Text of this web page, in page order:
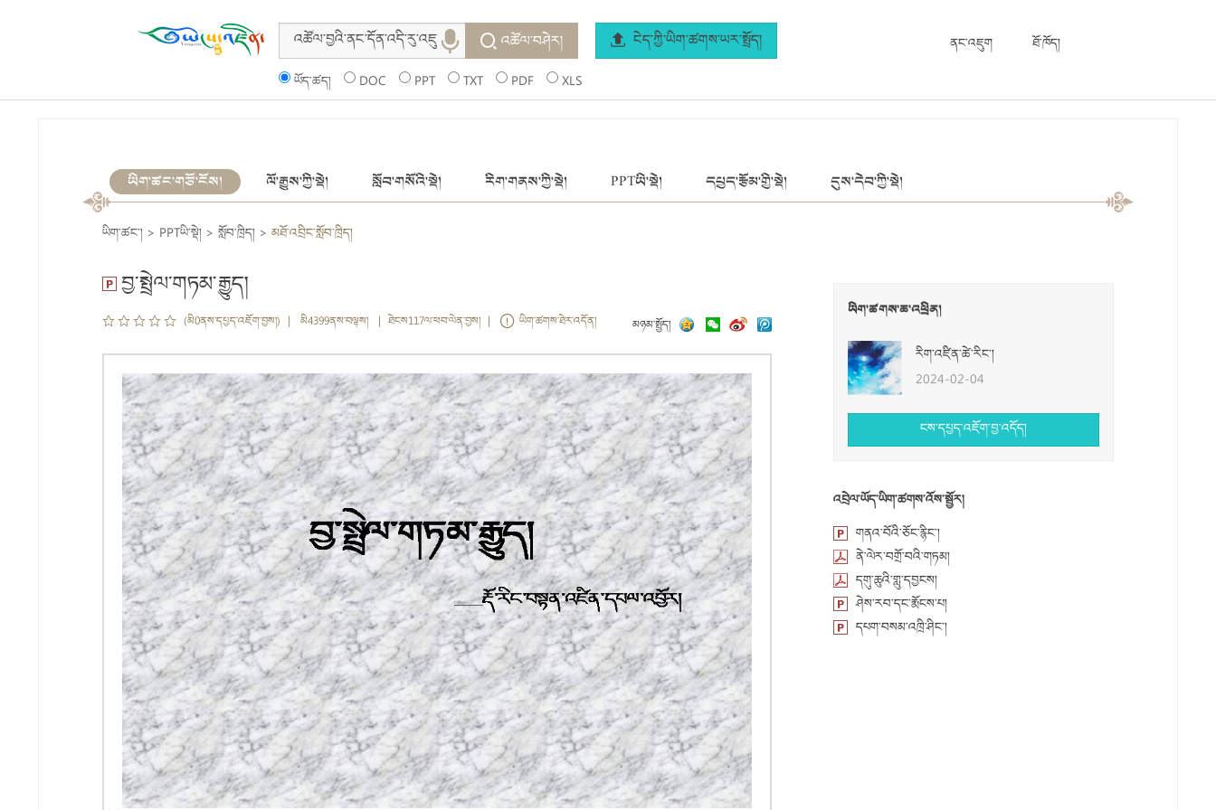
ནང་འཇུག ཐོ་ཁོད།
འཚོལ་བཤེར། ངེད་ཀྱི་ཡིག་ཚགས་ཡར་སྤྲོད།
ཡོད་ཚད། DOC PPT TXT PDF XLS
ཡིག་ཚང་གཙོ་ངོས། ལོ་རྒྱུས་ཀྱི་སྡེ། སློབ་གསོའི་སྡེ། རིག་གནས་ཀྱི་སྡེ། PPTཡི་སྡེ། དཔྱད་རྩོམ་གྱི་སྡེ། དུས་དེབ་ཀྱི་སྡེ།
ཡིག་ཚང་། > PPTཡི་སྡེ། > སློབ་ཁྲིད། > མཐོ་འབྲིང་སློབ་ཁྲིད།
བྱ་སྤྲེལ་གཏམ་རྒྱུད།
མཉམ་སྤྱོད།
(མི0ནས་དཔྱད་འཇོག་བྱས།) | མི4399ནས་བལྟས། | ཐེངས117ལ་ཕབ་ལེན་བྱས། | ཡིག་ཚགས་ཐེར་འདོན།
ཡིག་ཚགས་ཆ་འཕྲིན།
རིག་འཛིན་ཚེ་རིང་།
2024-02-04
ངས་དཔྱད་འཇོག་བྱ་འདོད།
འབྲེལ་ཡོད་ཡིག་ཚགས་འོས་སྦྱོར།
གནའ་བོའི་ཅོང་རྙིང་།
ནེ་ལེར་བགྲོ་བའི་གཏམ།
དགུ་ཆུའི་གླུ་དབྱངས།
ཤེས་རབ་དང་རྨོངས་པ།
དཔག་བསམ་འཁྲི་ཤིང་།